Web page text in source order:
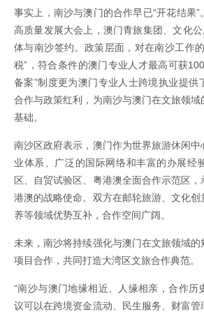
事实上，南沙与澳门的合作早已“开花结果
高质量发展大会上，澳门青旅集团、文化
体与南沙签约。政策层面，对在南沙工作
税”，符合条件的澳门专业人才最高可获
备案”制度更为澳门专业人士跨境执业提供
合作与政策红利，为南沙与澳门在文旅领
基础。
南沙区政府表示，澳门作为世界旅游休闲
业体系、广泛的国际网络和丰富的办展经
区、自贸试验区、粤港澳全面合作示范区
港澳的战略使命。双方在邮轮旅游、文化
养等领域优势互补，合作空间广阔。
未来，南沙将持续强化与澳门在文旅领域
项目合作，共同打造大湾区文旅合作典范。
“南沙与澳门地缘相近、人缘相亲，合作历
议可以在跨境资金流动、民生服务、财富